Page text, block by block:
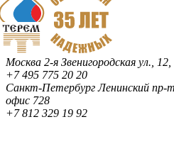
Москва 2-я Звенигородская ул., 12,
+7 495 775 20 20
Санкт-ПетербургЛенинский пр-
офис 728
+7 812 329 19 92